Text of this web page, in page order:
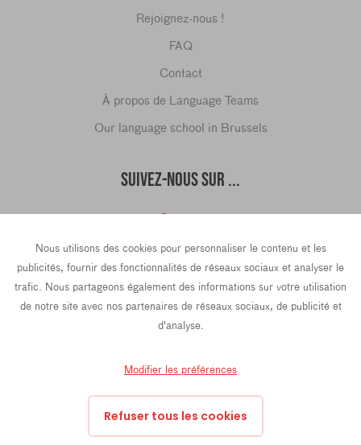
Nous utilisons des cookies pour personnaliser le contenu et les
publicités, fournir des fonctionnalités de réseaux sociaux et analyser le
trafic. Nous partageons également des informations sur votre utilisation
de notre site avec nos partenaires de réseaux sociaux, de publicité et
d'analyse.
Modifier les préférences
Refuser tous les cookies
Rejoignez-nous !
FAQ
Contact
À propos de Language Teams
Our language school in Brussels
SUIVEZ-NOUS SUR ...
hello@languageteams.com
43 Rue La Fayette, 4th Floor, 75009 Paris, France
Prins Hendrikkade 21e, 1012 TL Amsterdam, Pays-Bas
Oktrooiplein 1, 9000 Gand, Belgique